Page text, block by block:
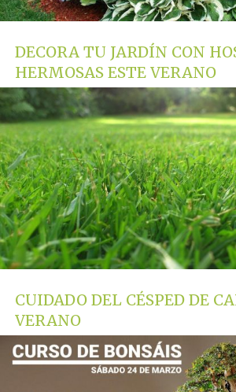
DECORA TU JARDÍN CON
HERMOSAS ESTE VERANO
CUIDADO DEL CÉSPED DE
VERANO